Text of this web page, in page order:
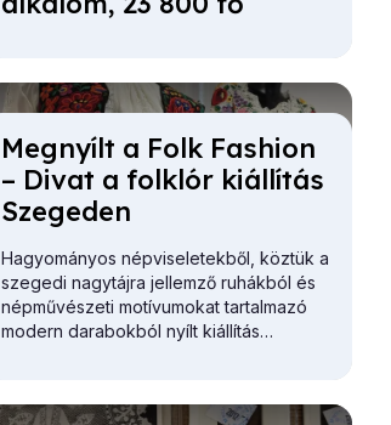
Meg­nyílt a Folk Fashi­on
– Di­vat a folk­lór ki­ál­lí­tás
Sze­ge­den
Hagyományos népviseletekből, köztük a
szegedi nagytájra jellemző ruhákból és
népművészeti motívumokat tartalmazó
modern darabokból nyílt kiállítás